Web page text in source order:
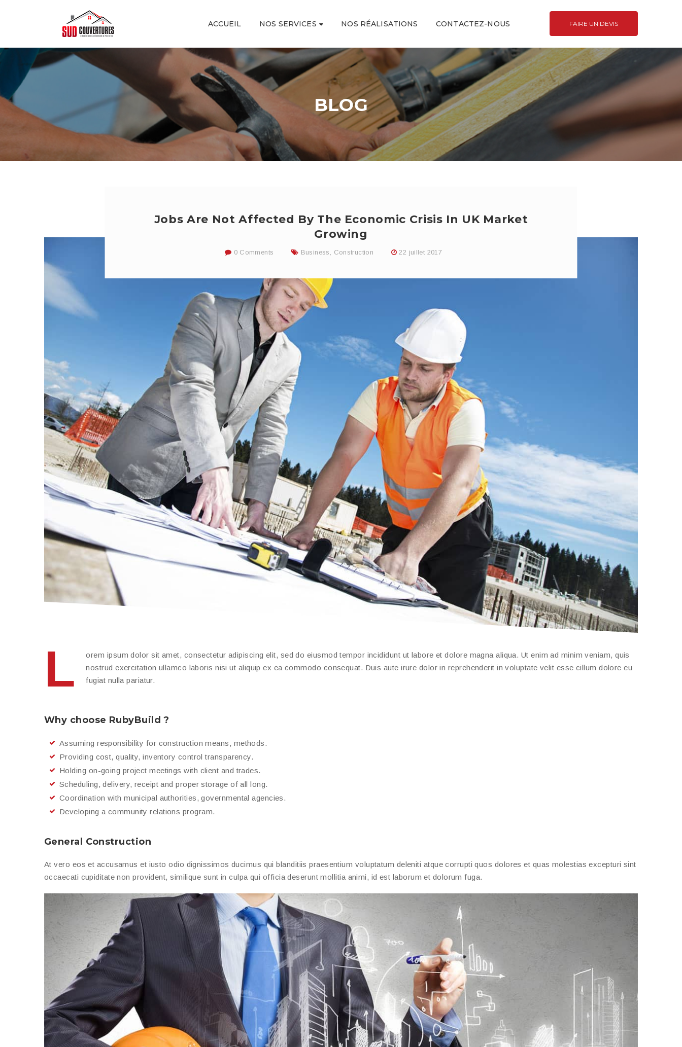
ACCUEIL NOS SERVICES NOS RÉALISATIONS CONTACTEZ-NOUS FAIRE UN DEVIS
BLOG
Jobs Are Not Affected By The Economic Crisis In UK Market
Growing
0 Comments Business Construction 22 juillet 2017
L
orem ipsum dolor sit amet, consectetur adipiscing elit, sed do eiusmod tempor incididunt ut labore et dolore magna aliqua. Ut enim ad minim veniam, quis
nostrud exercitation ullamco laboris nisi ut aliquip ex ea commodo consequat. Duis aute irure dolor in reprehenderit in voluptate velit esse cillum dolore eu
fugiat nulla pariatur.
Why choose RubyBuild ?
Assuming responsibility for construction means, methods.
Providing cost, quality, inventory control transparency.
Holding on-going project meetings with client and trades.
Scheduling, delivery, receipt and proper storage of all long.
Coordination with municipal authorities, governmental agencies.
Developing a community relations program.
General Construction
At vero eos et accusamus et iusto odio dignissimos ducimus qui blanditiis praesentium voluptatum deleniti atque corrupti quos dolores et quas molestias excepturi sint
occaecati cupiditate non provident, similique sunt in culpa qui officia deserunt mollitia animi, id est laborum et dolorum fuga.